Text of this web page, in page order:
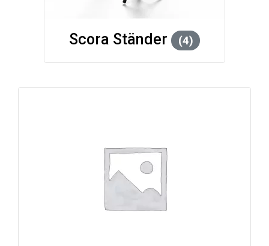
Scora Ständer (4)